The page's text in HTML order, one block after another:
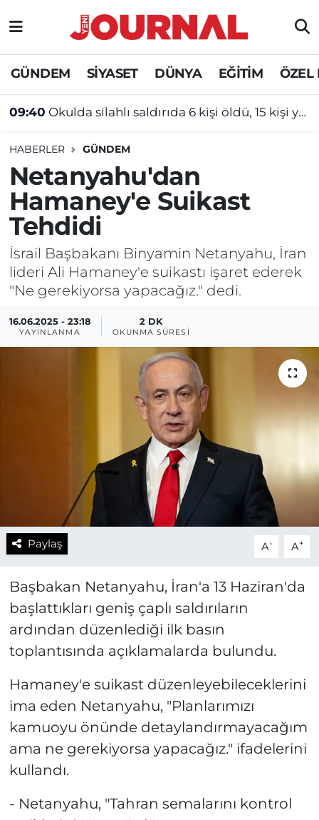
GÜNDEM SİYASET DÜNYA EĞİTİM ÖZEL
09:40 Okulda silahlı saldırıda 6 kişi öldü, 15 kişi yaralandı
HABERLER GÜNDEM
Netanyahu'dan
Hamaney'e Suikast
Tehdidi
İsrail Başbakanı Binyamin Netanyahu, İran
lideri Ali Hamaney'e suikastı işaret ederek
"Ne gerekiyorsa yapacağız." dedi.
16.06.2025 - 23:18
YAYINLANMA
2 DK
OKUNMA SÜRESI
Paylaş A- A+
Başbakan Netanyahu, İran'a 13 Haziran'da
başlattıkları geniş çaplı saldırıların
ardından düzenlediği ilk basın
toplantısında açıklamalarda bulundu.
Hamaney'e suikast düzenleyebileceklerini
ima eden Netanyahu, "Planlarımızı
kamuoyu önünde detaylandırmayacağım
ama ne gerekiyorsa yapacağız." ifadelerini
kullandı.
- Netanyahu, "Tahran semalarını kontrol
GÜNDEM
SİYASET
EĞİTİM
ÖZEL HABER
Nöbetçi Eczaneler
Hava Durumu
Süper Lig Puan Durumu ve Fikstür
Tüm Manşetler
Son Dakika Haberleri
Haber Arşivi